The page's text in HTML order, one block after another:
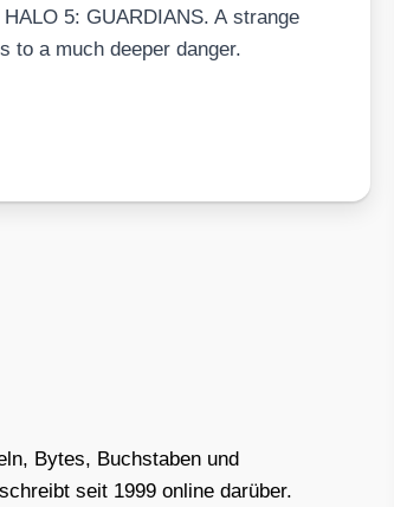
5: GUARDIANS. A stran­ge
to a much deeper dan­ger.
Bytes, Buchstaben und
seit 1999 online darüber.